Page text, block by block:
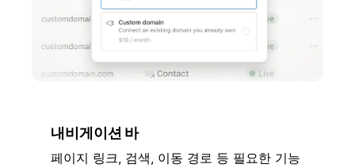
내비게이션 바
페이지 링크, 검색, 이동 경로 등 필요한 기능